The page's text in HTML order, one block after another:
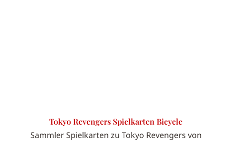
Tokyo Revengers Spielkarten Bicycle
Sammler Spielkarten zu Tokyo Revengers von